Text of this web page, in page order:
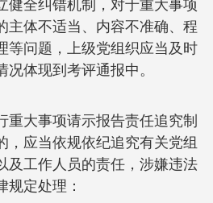
全纠错机制，对于重大事项
主体不适当、内容不准确、程
等问题，上级党组织应当及时
体现到考评通报中。
大事项请示报告责任追究制
，应当依规依纪追究有关党组
及工作人员的责任，涉嫌违法
规定处理：